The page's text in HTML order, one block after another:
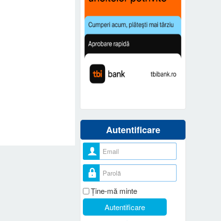
Autentificare
Nume utilizator
Parolă
Ţine-mă minte
Autentificare